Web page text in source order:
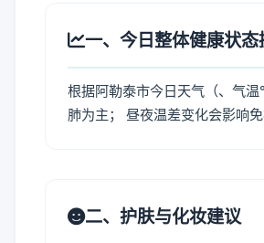
一、今日整体健康状态
根据阿勒泰市今日天气（、气
肺为主； 昼夜温差变化会影响
二、护肤与化妆建议